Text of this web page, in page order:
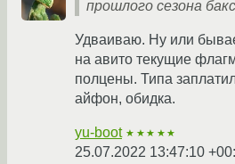
прошлого сезона
Удваиваю. Ну или
на авито текущие
полцены. Типа
айфон, обидка.
yu-boot ★★★★★
25.07.2022 13:47:10